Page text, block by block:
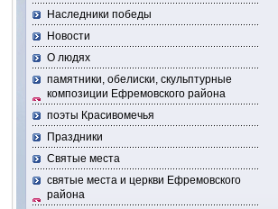
Наследники победы
Новости
О людях
памятники, обелиски, скульптурные
композиции Ефремовского района
поэты Красивомечья
Праздники
Святые места
святые места и церкви Ефремовского
района